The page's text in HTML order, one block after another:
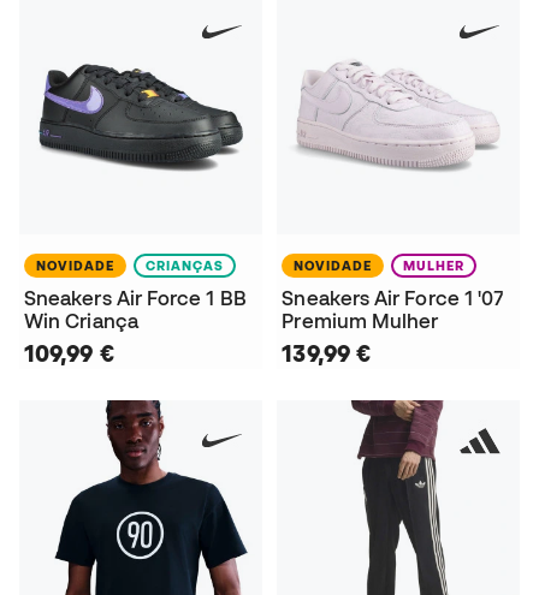
NOVIDADE CRIANÇAS
Sneakers Air Force 1 BB
Win Criança
109,99 €
NOVIDADE MULHER
Sneakers Air Force 1 '07
Premium Mulher
139,99 €